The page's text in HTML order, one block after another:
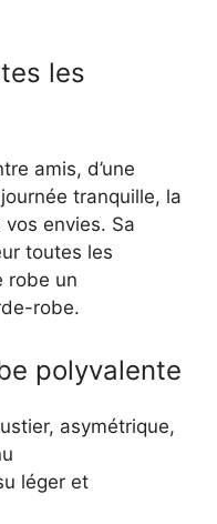
les
amis, d’une
tranquille, la
vos envies. Sa
toutes les
robe un
robe.
polyvalente
asymétrique,
léger et